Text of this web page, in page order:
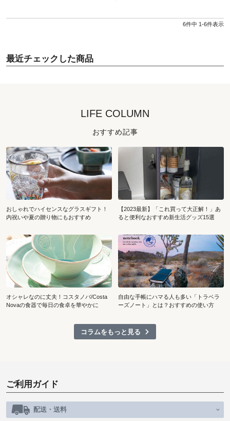
6件中 1-6件表示
最近チェックした商品
LIFE COLUMN
おすすめ記事
おしゃれでハイセンスなグラスギフト！
内祝いや夏の贈り物にもおすすめ
【2023最新】「これ買って大正解！」あ
ると便利なおすすめ新生活グッズ15選
オシャレなのに丈夫！コスタノバ/Costa
Novaの食器で毎日の食卓を華やかに
自由な手帳にハマる人も多い「トラベラ
ーズノート」とは？おすすめの使い方
コラムをもっと見る
ご利用ガイド
配送・送料